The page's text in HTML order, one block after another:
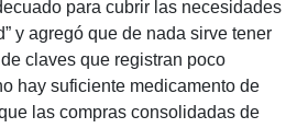
para cubrir las necesidades
y agregó que de nada sirve tener
claves que registran poco
hay suficiente medicamento de
las compras consolidadas de